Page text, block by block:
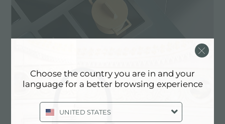
Choose the country you are in and your
language for a better browsing experience
UNITED STATES